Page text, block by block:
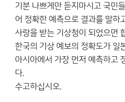
기분 나쁘게만 듣지마시고 국민
어 정확한 예측으로 결과를 말하
사랑을 받는 기상청이 되었으면
한국의 기상 예보의 정확도가 일
아시아에서 가장 먼저 예측하고
다.
수고하십시오.